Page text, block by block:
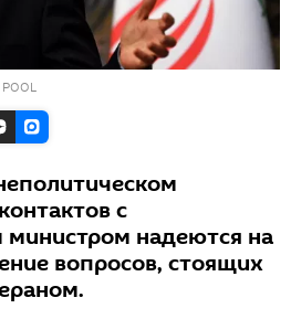
с
министром надеются на
вопросов, стоящих